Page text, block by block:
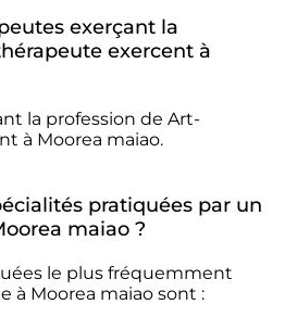
exerçant la
exercent à
la profession de Art-
à Moorea maiao.
pratiquées par un
maiao ?
le plus fréquemment
à Moorea maiao sont :